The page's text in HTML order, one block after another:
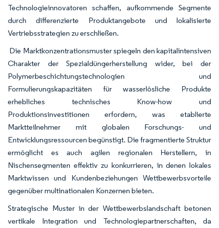
Technologieinnovatoren schaffen, aufkommende Segmente
durch differenzierte Produktangebote und lokalisierte
Vertriebsstrategien zu erschließen.
Die Marktkonzentrationsmuster spiegeln den kapitalintensiven
Charakter der Spezialdüngerherstellung wider, bei der
Polymerbeschichtungstechnologien und
Formulierungskapazitäten für wasserlösliche Produkte
erhebliches technisches Know-how und
Produktionsinvestitionen erfordern, was etablierte
Marktteilnehmer mit globalen Forschungs- und
Entwicklungsressourcen begünstigt. Die fragmentierte Struktur
ermöglicht es auch agilen regionalen Herstellern, in
Nischensegmenten effektiv zu konkurrieren, in denen lokales
Marktwissen und Kundenbeziehungen Wettbewerbsvorteile
gegenüber multinationalen Konzernen bieten.
Strategische Muster in der Wettbewerbslandschaft betonen
vertikale Integration und Technologiepartnerschaften, da